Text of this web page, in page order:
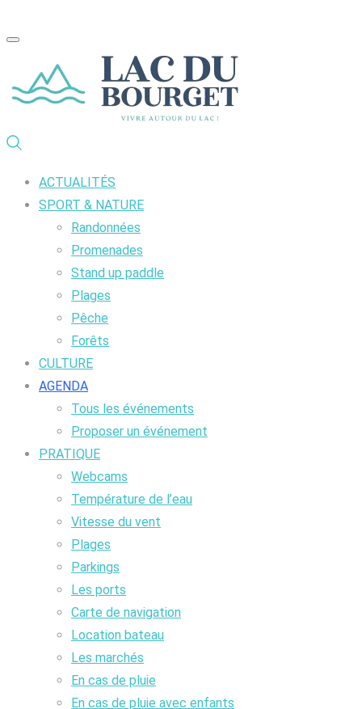
ACTUALITÉS
SPORT & NATURE
Randonnées
Promenades
Stand up paddle
Plages
Pêche
Forêts
CULTURE
AGENDA
Tous les événements
Proposer un événement
PRATIQUE
Webcams
Température de l’eau
Vitesse du vent
Plages
Parkings
Les ports
Carte de navigation
Location bateau
Les marchés
En cas de pluie
En cas de pluie avec enfants